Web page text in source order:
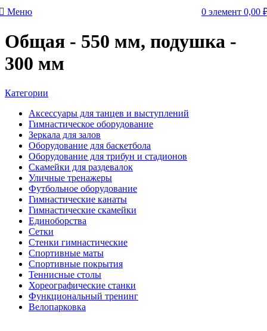
Меню 0 элемент 0,00
Общая - 550 мм, подушка -
300 мм
Категории
Аксессуары для танцев и выступлений
Гимнастическое оборудование
Зеркала для залов
Оборудование для баскетбола
Оборудование для трибун и стадионов
Скамейки для раздевалок
Уличные тренажеры
Футбольное оборудование
Гимнастические канаты
Гимнастические скамейки
Единоборства
Сетки
Стенки гимнастические
Спортивные маты
Спортивные покрытия
Теннисные столы
Хореографические станки
Функциональный тренинг
Велопарковка